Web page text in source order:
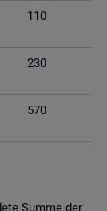
110
230
570
Summe der